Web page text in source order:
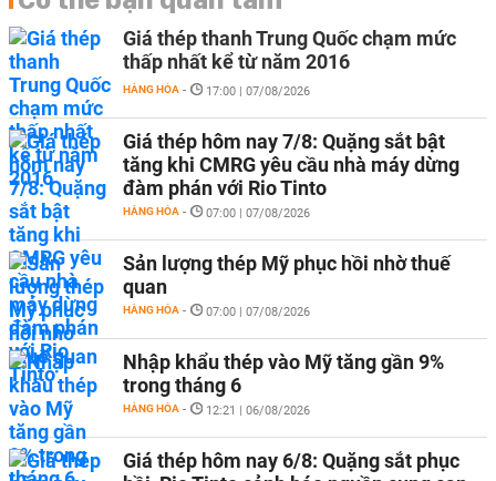
Giá thép thanh Trung Quốc chạm mức
thấp nhất kể từ năm 2016
HÀNG HÓA - 17:00 | 07/08/2026
Giá thép hôm nay 7/8: Quặng sắt bật
tăng khi CMRG yêu cầu nhà máy dừng
đàm phán với Rio Tinto
HÀNG HÓA - 07:00 | 07/08/2026
Sản lượng thép Mỹ phục hồi nhờ thuế
quan
HÀNG HÓA - 07:00 | 07/08/2026
Nhập khẩu thép vào Mỹ tăng gần 9%
trong tháng 6
HÀNG HÓA - 12:21 | 06/08/2026
Giá thép hôm nay 6/8: Quặng sắt phục